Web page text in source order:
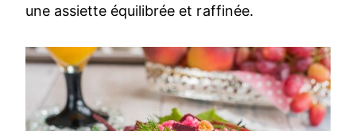
une assiette équilibrée et raffinée.